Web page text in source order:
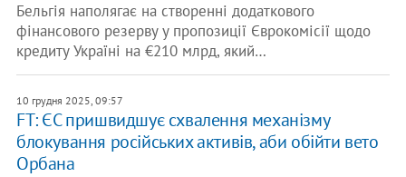
Бельгія наполягає на створенні додаткового
фінансового резерву у пропозиції Єврокомісії щодо
кредиту Україні на €210 млрд, який…
10 грудня 2025, 09:57
FT: ЄС пришвидшує схвалення механізму
блокування російських активів, аби обійти вето
Орбана